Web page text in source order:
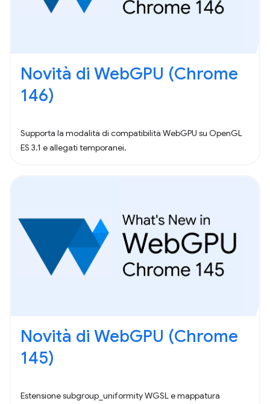
Novità di WebGPU (Chrome
146)
Supporta la modalità di compatibilità WebGPU su OpenGL
ES 3.1 e allegati temporanei.
Novità di WebGPU (Chrome
145)
Estensione subgroup_uniformity WGSL e mappatura